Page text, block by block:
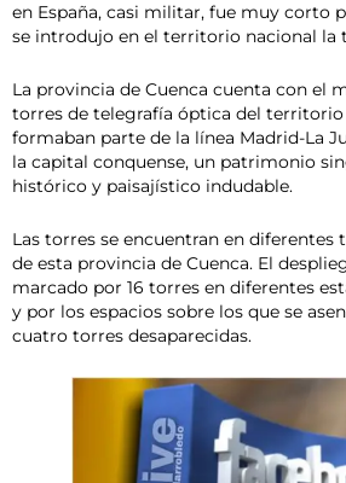
en España, casi militar, fue muy corto
se introdujo en el territorio nacional la
La provincia de Cuenca cuenta con el
torres de telegrafía óptica del territorio
formaban parte de la línea Madrid-La
la capital conquense, un patrimonio
histórico y paisajístico indudable.
Las torres se encuentran en
de esta provincia de Cuenca. El
marcado por 16 torres en diferentes
y por los espacios sobre los que se
cuatro torres desaparecidas.